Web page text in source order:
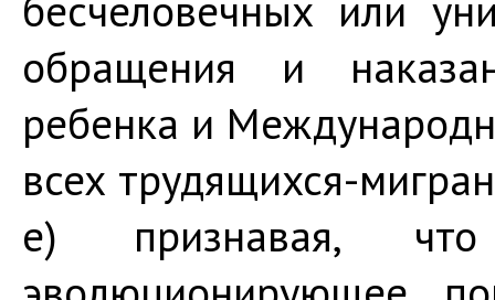
обращения и
ребенка и
всех трудящихся-
e) признавая,